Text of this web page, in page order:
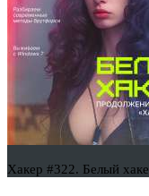
Хакер #322. Белый